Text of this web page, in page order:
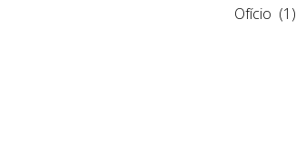
Ofício (1)